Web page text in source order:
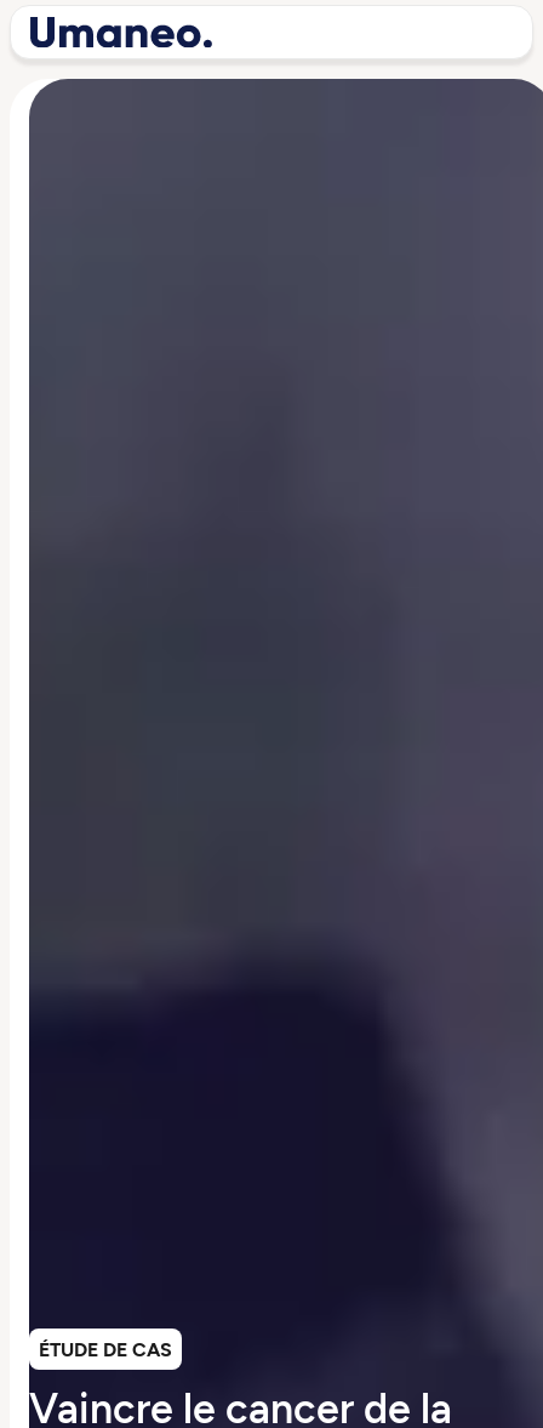
ÉTUDE DE CAS
Vaincre le cancer de la